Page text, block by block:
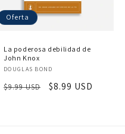
Oferta
La poderosa debilidad de
John Knox
Proveedor:
DOUGLAS BOND
Precio
$9.99 USD
Precio
$8.99 USD